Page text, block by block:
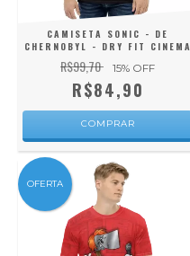
CAMISETA SONIC - DE
CHERNOBYL - DRY FIT CINEMA
R$99,70 15% OFF
R$84,90
COMPRAR
OFERTA